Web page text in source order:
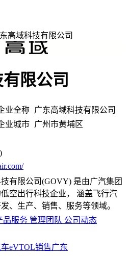
高域科技有限公司
限公司
业全称 广东高域科技有限公司
业城市 广州市黄埔区
有限公司(GOVY) 是由广汽集团
空出行科技企业， 涵盖飞行汽
、生产、销售、服务等领域。
品服务 管理团队 公司动态
eVTOL销售广东